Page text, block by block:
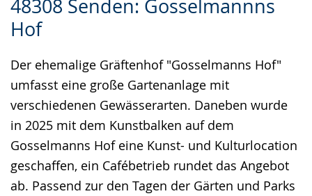
48308 Senden: Gosselmannns
Hof
Der ehemalige Gräftenhof "Gosselmanns Hof"
umfasst eine große Gartenanlage mit
verschiedenen Gewässerarten. Daneben wurde
in 2025 mit dem Kunstbalken auf dem
Gosselmanns Hof eine Kunst- und Kulturlocation
geschaffen, ein Cafébetrieb rundet das Angebot
ab. Passend zur den Tagen der Gärten und Parks
Leichten
Sprache
Audio-
Unterstützung.
Video
in
Gebärdensprache
wird
angezeigt.